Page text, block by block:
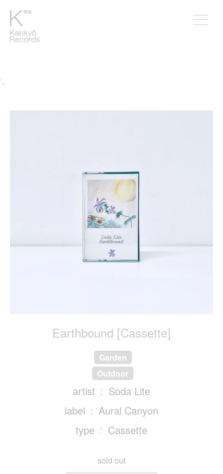
Earthbound [Cassette]
Garden
Outdoor
artist
Soda Lite
label
Aural Canyon
type
Cassette
sold out